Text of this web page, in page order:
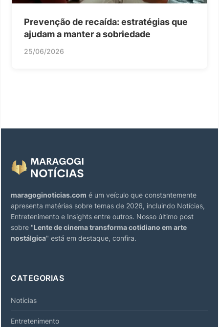
Prevenção de recaída: estratégias que
ajudam a manter a sobriedade
25/06/2026
maragoginoticias.com é um veículo que constantemente
apresenta matérias sobre temas de 2026, incluindo Notícias,
Entretenimento e Insights entre outros. Nosso último post
sobre "Lente de cinema transforma cotidiano em arte
nostálgica" está em destaque, confira.
CATEGORIAS
Notícias
Entretenimento